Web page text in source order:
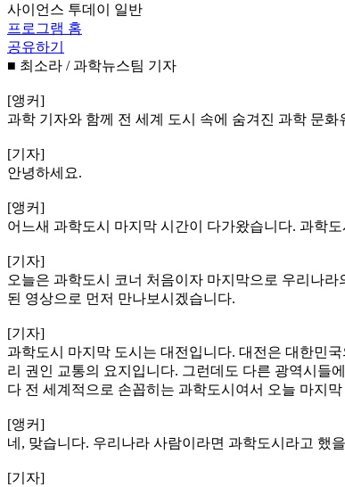
사이언스 투데이
일반
프로그램 홈
공유하기
■ 최소라 / 과학뉴스팀 기자
[앵커]
과학 기자와 함께 전 세계 도시 속에 숨겨진 과학 문
[기자]
안녕하세요.
[앵커]
어느새 과학도시 마지막 시간이 다가왔습니다. 과학
[기자]
오늘은 과학도시 코너 처음이자 마지막으로 우리나
된 영상으로 먼저 만나보시겠습니다.
[기자]
과학도시 마지막 도시는 대전입니다. 대전은 대한민
리 권인 교통의 요지입니다. 그런데도 다른 광역시들
다 전 세계적으로 손꼽히는 과학도시여서 오늘 마지
[앵커]
네, 맞습니다. 우리나라 사람이라면 과학도시라고 했
[기자]